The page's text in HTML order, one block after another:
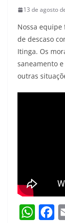
13 de agosto
Nossa
de descaso
Itinga. Os
saneamento
outras
W F